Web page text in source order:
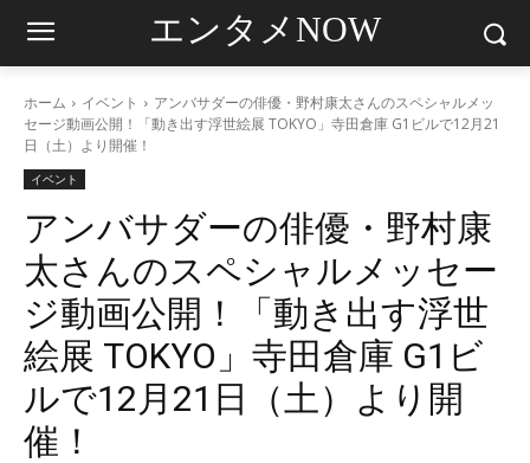
エンタメNOW
ホーム イベント
アンバサダーの俳優・野村康太さんのスペシャルメッ
セージ動画公開！「動き出す浮世絵展 TOKYO」寺田倉庫 G1ビルで12月21
日（土）より開催！
イベント
アンバサダーの俳優・野村康
太さんのスペシャルメッセー
ジ動画公開！「動き出す浮世
絵展 TOKYO」寺田倉庫 G1ビ
ルで12月21日（土）より開
催！